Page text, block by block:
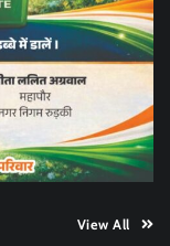
View All